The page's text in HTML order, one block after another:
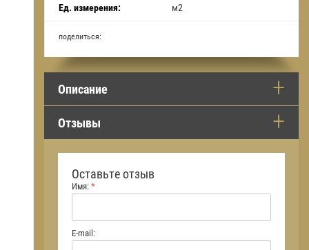
Ед. измерения: м2
поделиться:
Описание
Отзывы
Оставьте отзыв
Имя: *
E-mail: